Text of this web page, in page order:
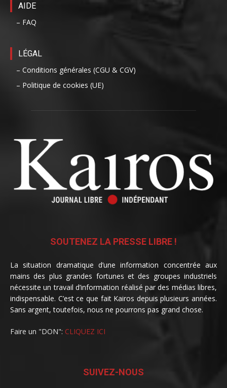
AIDE
– FAQ
LÉGAL
– Conditions générales (CGU & CGV)
– Politique de cookies (UE)
SOUTENEZ LA PRESSE LIBRE !
La situation dramatique d’une information concentrée aux
mains des plus grandes fortunes et des groupes industriels
nécessite un travail d’information réalisé par des médias libres,
indispensable. C’est ce que fait Kairos depuis plusieurs années.
Sans argent, toutefois, nous ne pourrons pas grand chose.
Faire un "DON": CLIQUEZ ICI
SUIVEZ-NOUS